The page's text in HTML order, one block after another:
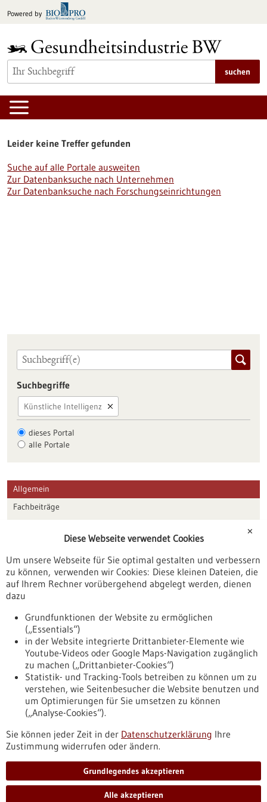
Inhalt
Powered by
suchen
Leider keine Treffer gefunden
Suche auf alle Portale ausweiten
Zur Datenbanksuche nach Unternehmen
Zur Datenbanksuche nach Forschungseinrichtungen
Suchbegriffe
Künstliche Intelligenz
dieses Portal
alle Portale
Allgemein
Fachbeiträge
Veranstaltungen
Erscheinungsdatum
Nach oben
Informiert bleiben
Newsletter abonnieren
✕
Diese Webseite verwendet Cookies
Um unsere Webseite für Sie optimal gestalten und verbessern
zu können, verwenden wir Cookies: Diese kleinen Dateien, die
auf Ihrem Rechner vorübergehend abgelegt werden, dienen
dazu
Grundfunktionen der Website zu ermöglichen
(„Essentials“)
in der Website integrierte Drittanbieter-Elemente wie
Youtube-Videos oder Google Maps-Navigation zugänglich
zu machen („Drittanbieter-Cookies“)
Statistik- und Tracking-Tools betreiben zu können um zu
verstehen, wie Seitenbesucher die Website benutzen und
um Optimierungen für Sie umsetzen zu können
(„Analyse-Cookies“).
Sie können jeder Zeit in der Datenschutzerklärung Ihre
Zustimmung widerrufen oder ändern.
Grundlegendes akzeptieren
Alle akzeptieren